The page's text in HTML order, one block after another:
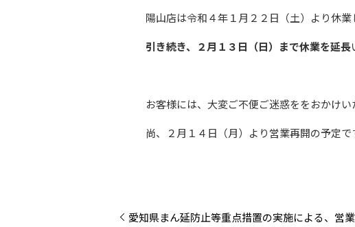
陽山店は令和４年１月２２日（土）より休業
引き続き、２月１３日（日）まで休業を延長
お客様には、大変ご不便ご迷惑ををおかけ
尚、２月１４日（月）より営業再開の予定で
愛知県まん延防止等重点措置の実施による、営